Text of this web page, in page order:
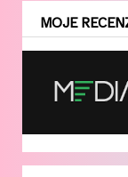
MOJE